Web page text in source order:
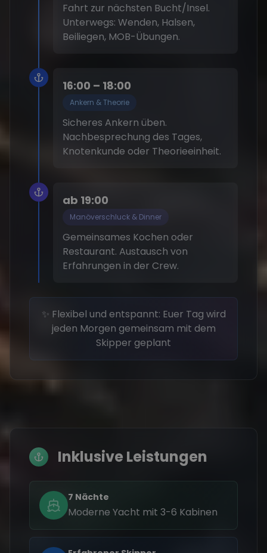
Fahrt zur nächsten Bucht/Insel.
Unterwegs: Wenden, Halsen,
Beiliegen, MOB-Übungen.
16:00 – 18:00
Ankern & Theorie
Sicheres Ankern üben.
Nachbesprechung des Tages,
Knotenkunde oder Theorieeinheit.
ab 19:00
Manöverschluck & Dinner
Gemeinsames Kochen oder
Restaurant. Austausch von
Erfahrungen in der Crew.
✨ Flexibel und entspannt: Euer Tag wird
jeden Morgen gemeinsam mit dem
Skipper geplant
Inklusive Leistungen
7 Nächte
Moderne Yacht mit 3-6 Kabinen